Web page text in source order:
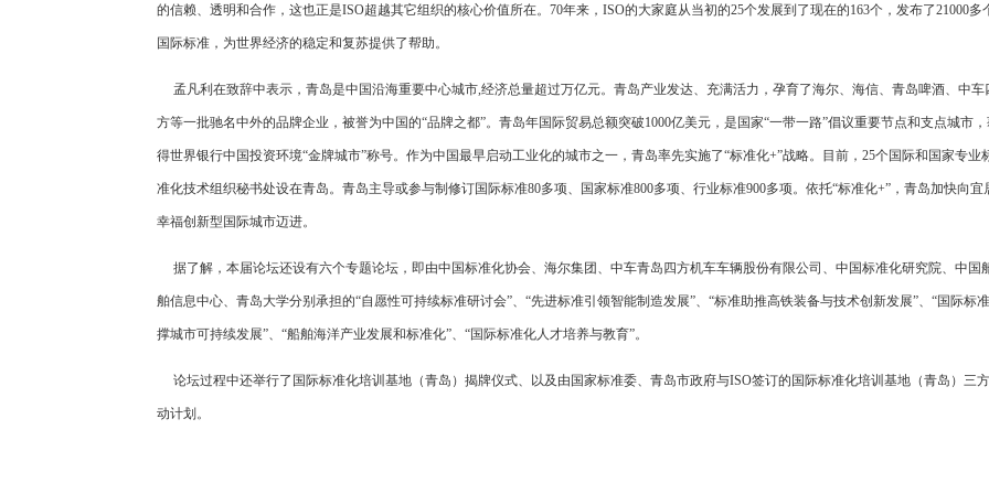
的信赖、透明和合作，这也正是ISO超越其它组织的核心价值所在。70年来，ISO的大家庭从当初的25个发展到了现在的163个，发布了21000多
国际标准，为世界经济的稳定和复苏提供了帮助。
孟凡利在致辞中表示，青岛是中国沿海重要中心城市,经济总量超过万亿元。青岛产业发达、充满活力，孕育了海尔、海信、青岛啤酒、中车
方等一批驰名中外的品牌企业，被誉为中国的“品牌之都”。青岛年国际贸易总额突破1000亿美元，是国家“一带一路”倡议重要节点和支点城市
得世界银行中国投资环境“金牌城市”称号。作为中国最早启动工业化的城市之一，青岛率先实施了“标准化+”战略。目前，25个国际和国家专业
准化技术组织秘书处设在青岛。青岛主导或参与制修订国际标准80多项、国家标准800多项、行业标准900多项。依托“标准化+”，青岛加快向宜
幸福创新型国际城市迈进。
据了解，本届论坛还设有六个专题论坛，即由中国标准化协会、海尔集团、中车青岛四方机车车辆股份有限公司、中国标准化研究院、中国
舶信息中心、青岛大学分别承担的“自愿性可持续标准研讨会”、“先进标准引领智能制造发展”、“标准助推高铁装备与技术创新发展”、“国际标
撑城市可持续发展”、“船舶海洋产业发展和标准化”、“国际标准化人才培养与教育”。
论坛过程中还举行了国际标准化培训基地（青岛）揭牌仪式、以及由国家标准委、青岛市政府与ISO签订的国际标准化培训基地（青岛）三
动计划。